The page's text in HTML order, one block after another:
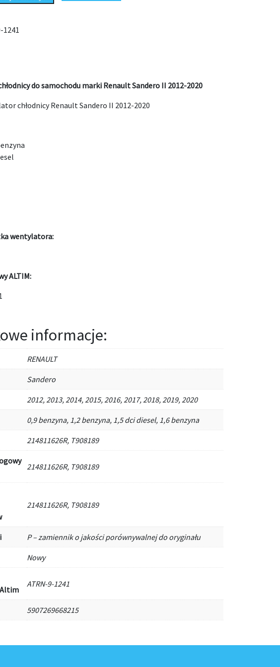
1241
do samochodu marki Renault Sandero II 2012-2020
chłodnicy Renault Sandero II 2012-2020
wentylatora:
ALTIM:
informacje:
RENAULT
Sandero
2012, 2013, 2014, 2015, 2016, 2017, 2018, 2019, 2020
0,9 benzyna, 1,2 benzyna, 1,5 dci diesel, 1,6 benzyna
214811626R, T908189
214811626R, T908189
214811626R, T908189
P – zamiennik o jakości porównywalnej do oryginału
Nowy
ATRN-9-1241
5907269668215